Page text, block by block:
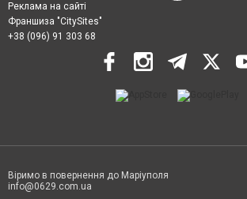
Реклама на сайті
Франшиза "CitySites"
+38 (096) 91 303 68
Віримо в повернення до Маріуполя
info@0629.com.ua